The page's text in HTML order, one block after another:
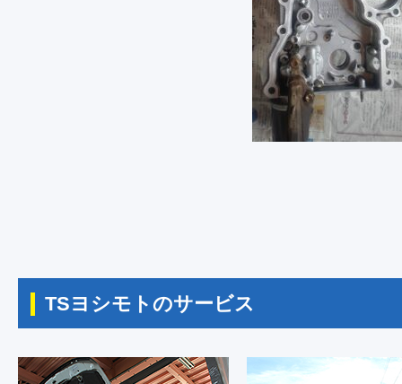
TSヨシモトのサービス